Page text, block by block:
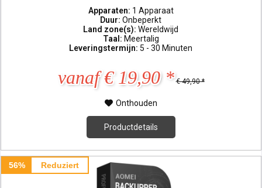
Apparaten: 1 Apparaat
Duur:Onbeperkt
Land zone(s):Wereldwijd
Taal: Meertalig
Leveringstermijn: 5 - 30 Minuten
vanaf € 19,90 * € 49,90 *
Onthouden
Productdetails
56% Reduziert